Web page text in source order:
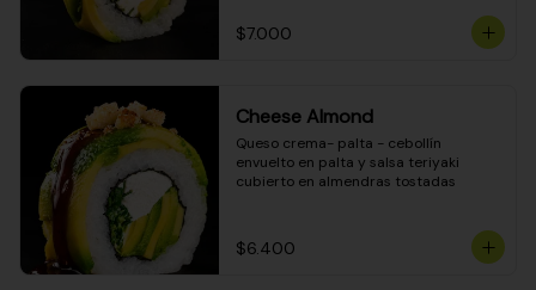
$7.000
Cheese Almond
Queso crema- palta - cebollín
envuelto en palta y salsa teriyaki
cubierto en almendras tostadas
$6.400